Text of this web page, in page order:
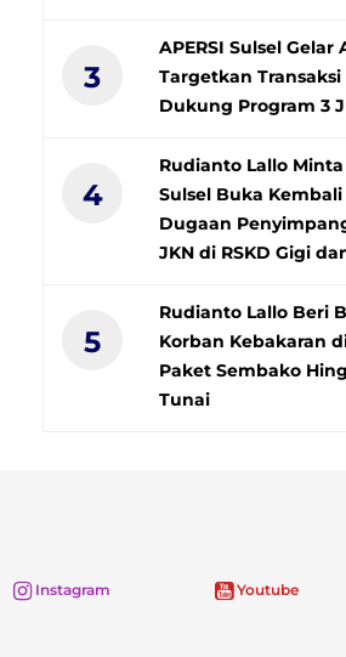
3
APERSI Sulsel Gelar
Targetkan
Dukung Program 3
4
Rudianto Lallo
Sulsel Buka Kembali
Dugaan
JKN di RSKD Gigi
5
Rudianto Lallo Beri
Korban Kebakaran
Paket Sembako
Tunai
Instagram Youtube